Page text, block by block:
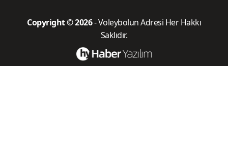
Copyright © 2026- Voleybolun Adresi Her Hakkı
Saklıdır.